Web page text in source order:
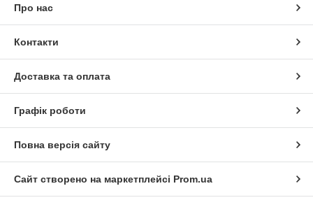
Про нас
Контакти
Доставка та оплата
Графік роботи
Повна версія сайту
Сайт створено на маркетплейсі Prom.ua